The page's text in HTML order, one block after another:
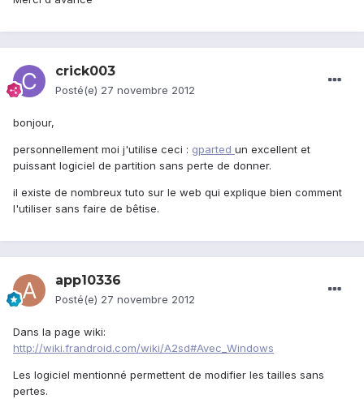
crick003
Posté(e) 27 novembre 2012
bonjour,
personnellement moi j'utilise ceci : gparted un excellent et
puissant logiciel de partition sans perte de donner.
il existe de nombreux tuto sur le web qui explique bien comment
l'utiliser sans faire de bêtise.
app10336
Posté(e) 27 novembre 2012
Dans la page wiki:
http://wiki.frandroid.com/wiki/A2sd#Avec_Windows
Les logiciel mentionné permettent de modifier les tailles sans
pertes.